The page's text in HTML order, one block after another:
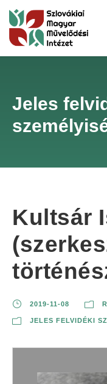
Jeles
Kultsár
2019-11-08
JELES FELVIDÉKI